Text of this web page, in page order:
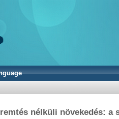
nélküli növekedés: